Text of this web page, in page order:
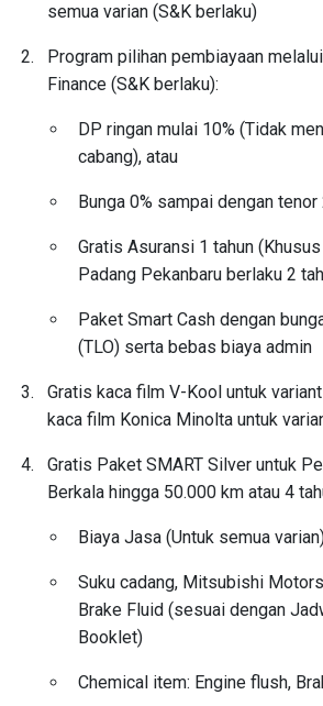
semua varian (S&K berlaku)
Program pilihan pembiayaan
Finance (S&K berlaku):
DP ringan mulai 10% (Tidak
cabang), atau
Bunga 0% sampai dengan tenor
Gratis Asuransi 1 tahun
Padang Pekanbaru berlaku 2
Paket Smart Cash dengan
(TLO) serta bebas biaya admin
Gratis kaca film V-Kool untuk
kaca film Konica Minolta untuk
Gratis Paket SMART Silver untuk
Berkala hingga 50.000 km atau 4
Biaya Jasa (Untuk semua
Suku cadang, Mitsubishi
Brake Fluid (sesuai dengan
Booklet)
Chemical item: Engine flush,